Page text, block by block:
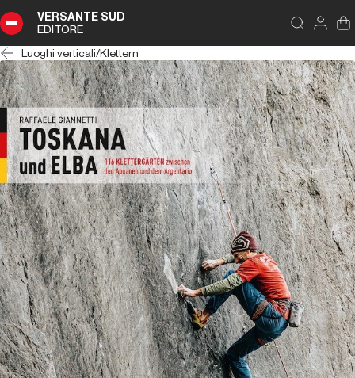
VERSANTE SUD
EDITORE
Luoghi verticali/Klettern